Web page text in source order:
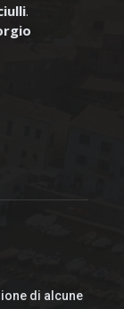
.
di alcune